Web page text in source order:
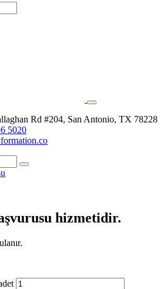
Rd #204, San Antonio, TX 78228
5020
hizmetidir.